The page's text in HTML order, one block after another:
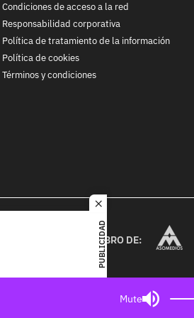
close
PUBLICIDAD
Condiciones de acceso a la red
Responsabilidad corporativa
Política de tratamiento de la información
Política de cookies
Términos y condiciones
All
MIEMBRO DE:
Mute